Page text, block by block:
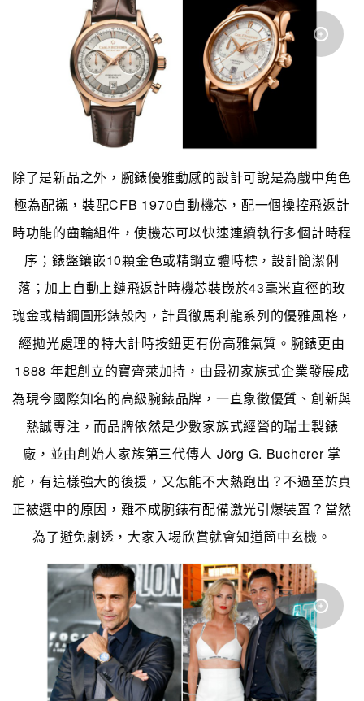
除了是新品之外，腕錶優雅動感的設計可說是為戲中角色
極為配襯，裝配CFB 1970自動機芯，配一個操控飛返計
時功能的齒輪組件，使機芯可以快速連續執行多個計時程
序；錶盤鑲嵌10顆金色或精鋼立體時標，設計簡潔俐
落；加上自動上鏈飛返計時機芯裝嵌於43毫米直徑的玫
瑰金或精鋼圓形錶殼內，計貫徹馬利龍系列的優雅風格，
經拋光處理的特大計時按鈕更有份高雅氣質。 腕錶更由
1888 年起創立的寶齊萊加持， 由最初家族式企業發展成
為現今國際知名的高級腕錶品牌，一直象徵優質、創新與
熱誠專注，而品牌依然是少數家族式經營的瑞士製錶
廠，並由創始人家族第三代傳人 Jörg G. Bucherer 掌
舵，有這樣強大的後援，又怎能不大熱跑出？不過至於真
正被選中的原因，難不成腕錶有配備激光引爆裝置？當然
為了避免劇透，大家入場欣賞就會知道箇中玄機。